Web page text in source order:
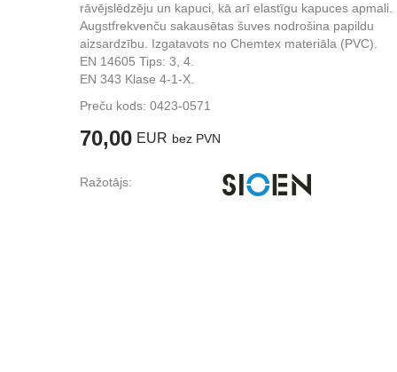
rāvējslēdzēju un kapuci, kā arī elastīgu kapuces apmali.
Augstfrekvenču sakausētas šuves nodrošina papildu
aizsardzību. Izgatavots no Chemtex materiāla (PVC).
EN 14605 Tips: 3, 4.
EN 343 Klase 4-1-X.
Preču kods: 0423-0571
70,00 EUR bez PVN
Ražotājs: